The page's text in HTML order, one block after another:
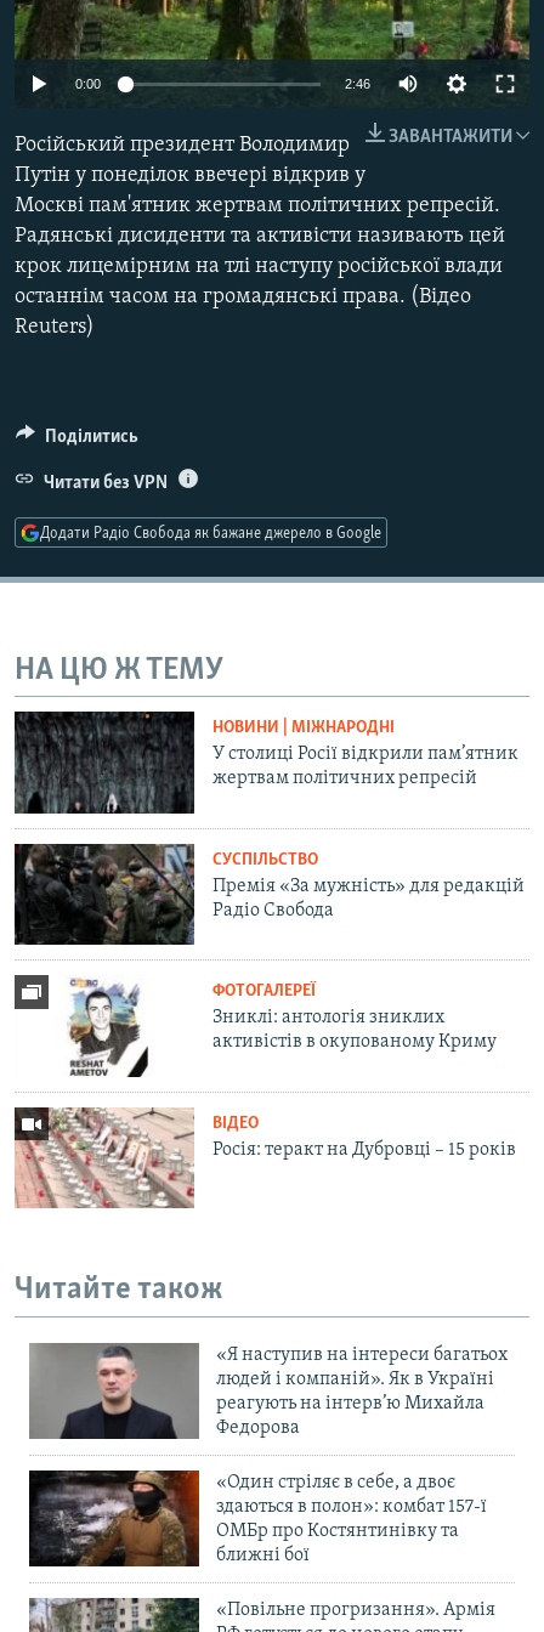
КИТАЙ.ВИКЛИКИ
МУЛЬТИМЕДІА
СПЕЦПРОЄКТИ
ПОДКАСТИ
КРИМ РЕАЛІЇ
РУС
УКР
ДОЛУЧАЙСЯ!
0:00 2:46
ЗАВАНТАЖИТИ
Російський президент Володимир
Путін у понеділок ввечері відкрив у
Москві пам'ятник жертвам політичних репресій.
Радянські дисиденти та активісти називають цей
крок лицемірним на тлі наступу російської влади
останнім часом на громадянські права. (Відео
Reuters)
Поділитись
Читати без VPN
Додати Радіо Свобода як бажане джерело в Google
НА ЦЮ Ж ТЕМУ
НОВИНИ | МІЖНАРОДНІ
У столиці Росії відкрили пам’ятник
жертвам політичних репресій
СУСПІЛЬСТВО
Премія «За мужність» для редакцій
Радіо Свобода
ФОТОГАЛЕРЕЇ
Зниклі: антологія зниклих
активістів в окупованому Криму
ВІДЕО
Росія: теракт на Дубровці – 15 років
Читайте також
«Я наступив на інтереси багатьох
людей і компаній». Як в Україні
реагують на інтерв’ю Михайла
Федорова
«Один стріляє в себе, а двоє
здаються в полон»: комбат 157-ї
ОМБр про Костянтинівку та
ближні бої
«Повільне прогризання». Армія